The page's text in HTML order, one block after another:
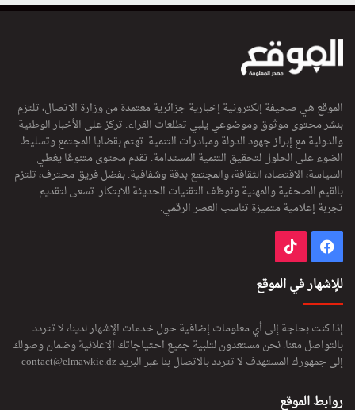
الموقع هي صحيفة إلكترونية إخبارية جزائرية معتمدة من وزارة الاتصال، تلتزم
بنشر محتوى موثوق وموضوعي يلبي تطلعات القراء. تركز على الأخبار الوطنية
والدولية مع إبراز جهود الدولة ومبادرات التنمية. تهتم بقضايا المجتمع وتسليط
الضوء على الحلول لتحقيق التنمية المستدامة. تقدم محتوى متنوعًا يغطي
السياسة، الاقتصاد، الثقافة، والمجتمع بدقة وشفافية. بفضل فريق محترف، تلتزم
بالقيم الصحفية والمهنية وتوظف التقنيات الحديثة للابتكار. تسعى لتقديم
تجربة إعلامية متميزة تناسب العصر الرقمي.
فيسبوك
للإشهار في الموقع
إذا كنت بحاجة إلى أي معلومات إضافية حول خدمات الإشهار لدينا، لا تتردد
بالتواصل معنا. نحن مستعدون لتلبية جميع احتياجاتك الإعلانية وضمان وصولك
إلى جمهورك المستهدف لا تتردد بالاتصال بنا عبر البريدcontact@elmawkie.dz
روابط الموقع